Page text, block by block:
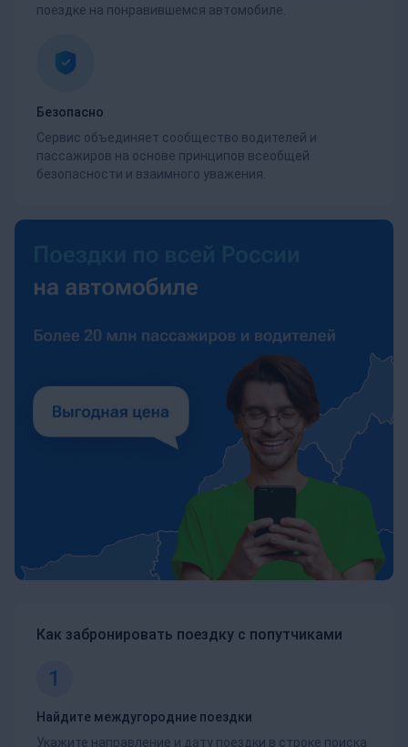
поездке на понравившемся автомобиле.
Безопасно
Сервис объединяет сообщество водителей и
пассажиров на основе принципов всеобщей
безопасности и взаимного уважения.
Как забронировать поездку с попутчиками
1
Найдите междугородние поездки
Укажите направление и дату поездки в строке поиска